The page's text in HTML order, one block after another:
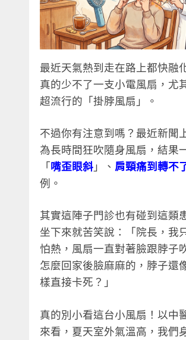
最近天氣熱到走在路上都快融
真的少不了一支小電風扇，尤
超流行的「掛脖風扇」。
不過你有注意到嗎？最近新聞
為長時間狂吹隨身風扇，結果
「嘴歪眼斜」、 肩頸痛到轉不
例。
其實這陣子門診也有碰到這類
坐下來就苦笑說：「院長，我
怕熱，風扇一直對著臉跟脖子
怎麼回家後臉麻麻的，脖子還
樣直接卡死？」
真的別小看這台小風扇！以中
來看，夏天室外氣溫高，我們